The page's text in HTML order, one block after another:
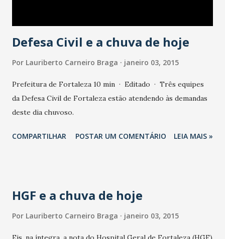
Defesa Civil e a chuva de hoje
Por Lauriberto Carneiro Braga janeiro 03, 2015
Prefeitura de Fortaleza 10 min · Editado · Três equipes
da Defesa Civil de Fortaleza estão atendendo às demandas
deste dia chuvoso.
COMPARTILHAR POSTAR UM COMENTÁRIO LEIA MAIS »
HGF e a chuva de hoje
Por Lauriberto Carneiro Braga janeiro 03, 2015